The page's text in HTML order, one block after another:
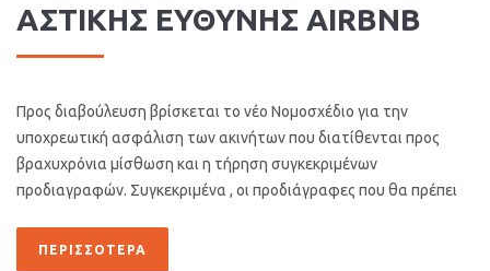
ΑΣΤΙΚΗΣ ΕΥΘΥΝΗΣ AIRBNB
Προς διαβούλευση βρίσκεται το νέο Νομοσχέδιο για την
υποχρεωτική ασφάλιση των ακινήτων που διατίθενται προς
βραχυχρόνια μίσθωση και η τήρηση συγκεκριμένων
προδιαγραφών. Συγκεκριμένα , οι προδιάγραφες που θα πρέπει
ΠΕΡΙΣΣΌΤΕΡΑ